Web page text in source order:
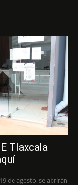
Tlaxcala
de agosto, se abrirán